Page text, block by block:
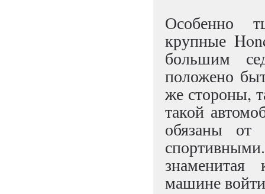
Особенно
крупные
большим
положено
же стороны,
такой
обязаны от
знаменитая
машине